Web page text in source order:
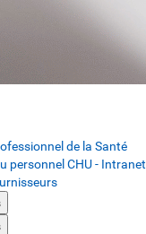
de la Santé
personnel CHU - Intranet